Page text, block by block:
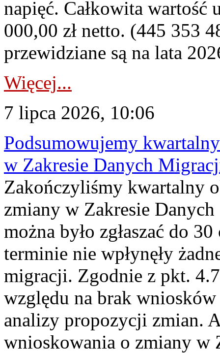
napięć. Całkowita
000,00 zł netto. (445 353
przewidziane są na lata
Więcej...
7 lipca 2026, 10:06
Podsumowujemy
w Zakresie Danych
Zakończyliśmy kwartalny
zmiany w Zakresie
można było zgłaszać do
terminie nie wpłynęły
migracji. Zgodnie z pkt.
względu na brak
analizy propozycji zmian.
wnioskowania o zmiany w